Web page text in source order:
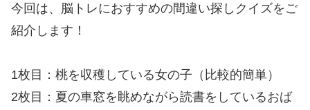
今回は、脳トレにおすすめの間違い探しクイズをご
紹介します！
1枚目：桃を収穫している女の子（比較的簡単）
2枚目：夏の車窓を眺めながら読書をしているおば